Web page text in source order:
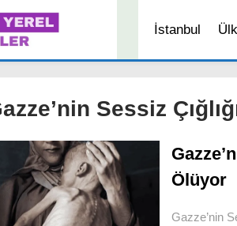
İstanbul
Sessiz
Ölüyor
Gazze’nin